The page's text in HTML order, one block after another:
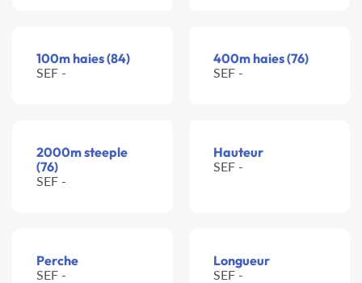
100m haies (84)
SEF -
400m haies (76)
SEF -
2000m steeple
(76)
SEF -
Hauteur
SEF -
Perche
SEF -
Longueur
SEF -